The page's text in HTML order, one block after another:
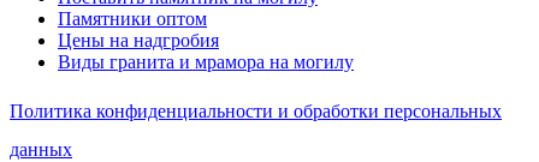
Памятники оптом
Цены на надгробия
Виды гранита и мрамора на могилу
Политика конфиденциальности и обработки персональных
данных